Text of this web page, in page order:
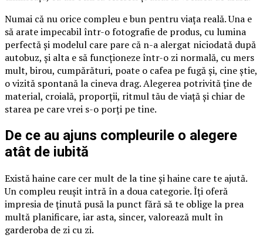
Numai că nu orice compleu e bun pentru viața reală. Una e
să arate impecabil într-o fotografie de produs, cu lumina
perfectă și modelul care pare că n-a alergat niciodată după
autobuz, și alta e să funcționeze într-o zi normală, cu mers
mult, birou, cumpărături, poate o cafea pe fugă și, cine știe,
o vizită spontană la cineva drag. Alegerea potrivită ține de
material, croială, proporții, ritmul tău de viață și chiar de
starea pe care vrei s-o porți pe tine.
De ce au ajuns compleurile o alegere
atât de iubită
Există haine care cer mult de la tine și haine care te ajută.
Un compleu reușit intră în a doua categorie. Îți oferă
impresia de ținută pusă la punct fără să te oblige la prea
multă planificare, iar asta, sincer, valorează mult în
garderoba de zi cu zi.